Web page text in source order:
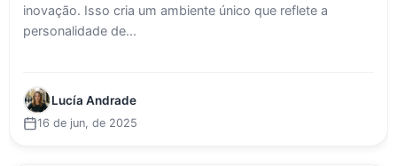
inovação. Isso cria um ambiente único que reflete a
personalidade de...
Lucía Andrade
16 de jun, de 2025